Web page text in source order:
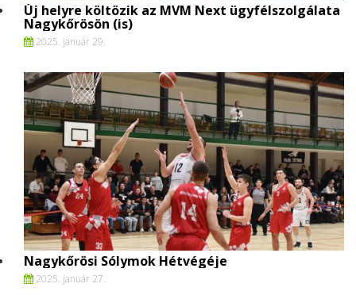
Új helyre költözik az MVM Next ügyfélszolgálata
Nagykőrösön (is)
2025. január 29.
Nagykőrösi Sólymok Hétvégéje
2025. január 27.